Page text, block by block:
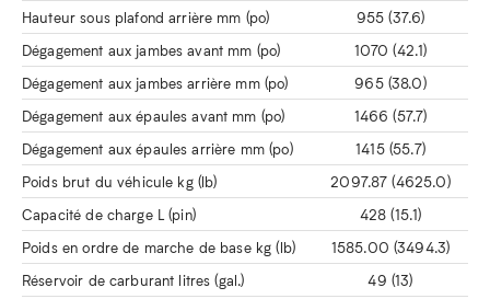
Hauteur sous plafond arrière mm (po)
955 (37.6)
Dégagement aux jambes avant mm (po)
1070 (42.1)
Dégagement aux jambes arrière mm (po)
965 (38.0)
Dégagement aux épaules avant mm (po)
1466 (57.7)
Dégagement aux épaules arrière mm (po)
1415 (55.7)
Poids brut du véhicule kg (lb)
2097.87 (4625.0)
Capacité de charge L (pin)
428 (15.1)
Poids en ordre de marche de base kg (lb)
1585.00 (3494.3)
Réservoir de carburant litres (gal.)
49 (13)